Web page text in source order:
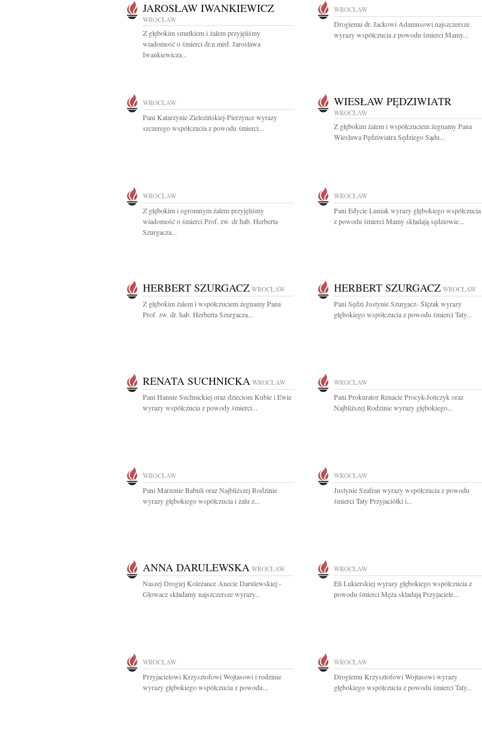
JAROSŁAW IWANKIEWICZ
WROCŁAW
Z głębokim smutkiem i żalem przyjęliśmy
wiadomość o śmierci dr.n.med. Jarosława
Iwankiewicza...
WROCŁAW
Drogiemu dr. Jackowi Adamusowi najszczersze
wyrazy współczucia z powodu śmierci Mamy...
WROCŁAW
Pani Katarzynie Zielezińskiej-Pierzynce wyrazy
szczerego współczucia z powodu śmierci...
WIESŁAW PĘDZIWIATR
WROCŁAW
Z głębokim żalem i współczuciem żegnamy Pana
Wiesława Pędziwiatra Sędziego Sądu...
WROCŁAW
Z głębokim i ogromnym żalem przyjęliśmy
wiadomość o śmierci Prof. zw. dr hab. Herberta
Szurgacza...
WROCŁAW
Pani Edycie Luniak wyrazy głębokiego współczucia
z powodu śmierci Mamy składają sędziowie...
HERBERT SZURGACZ WROCŁAW
Z głębokim żalem i współczuciem żegnamy Pana
Prof. zw. dr. hab. Herberta Szurgacza...
HERBERT SZURGACZ WROCŁAW
Pani Sędzi Justynie Szurgacz- Ślęzak wyrazy
głębokiego współczucia z powodu śmierci Taty...
RENATA SUCHNICKA WROCŁAW
Pani Hannie Suchnickiej oraz dzieciom Kubie i Ewie
wyrazy współczucia z powody śmierci...
WROCŁAW
Pani Prokurator Renacie Procyk-Jończyk oraz
Najbliższej Rodzinie wyrazy głębokiego...
WROCŁAW
Pani Marzenie Babuli oraz Najbliższej Rodzinie
wyrazy głębokiego współczucia i żalu z...
WROCŁAW
Justynie Szafran wyrazy współczucia z powodu
śmierci Taty Przyjaciółki i...
ANNA DARULEWSKA WROCŁAW
Naszej Drogiej Koleżance Anecie Darulewskiej -
Głowacz składamy najszczersze wyrazy...
WROCŁAW
Eli Lukierskiej wyrazy głębokiego współczucia z
powodu śmierci Męża składają Przyjaciele...
WROCŁAW
Przyjacielowi Krzysztofowi Wojtasowi i rodzinie
wyrazy głębokiego współczucia z powodu...
WROCŁAW
Drogiemu Krzysztofowi Wojtasowi wyrazy
głębokiego współczucia z powodu śmierci Taty...